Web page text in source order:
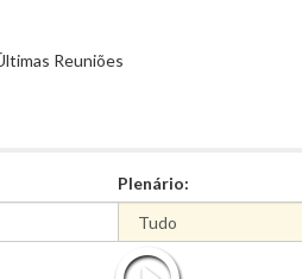
Reuniões
Plenário: